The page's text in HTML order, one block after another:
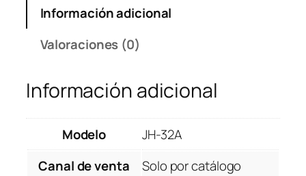
Información adicional
Valoraciones (0)
Información adicional
Modelo
JH-32A
Canal de venta
Solo por catálogo